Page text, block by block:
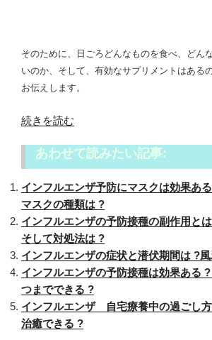
そのために、日ごろどんなものを食べ、どん
いのか、そして、有効なサプリメントはある
お伝えします。
“イ
ル
エ
ン
ザ
の
予
防
に
効
く
続きを読む
あわせて読みたい記事:
インフルエンザ予防にマスクは効果あ
マスクの種類は ?
インフルエンザの予防接種の副作用と
そして対処法は ?
インフルエンザの症状と潜伏期間は ?
インフルエンザの予防接種は効果ある
つまでできる ?
インフルエンザ 自宅療養中の過ごし
治癒できる ?